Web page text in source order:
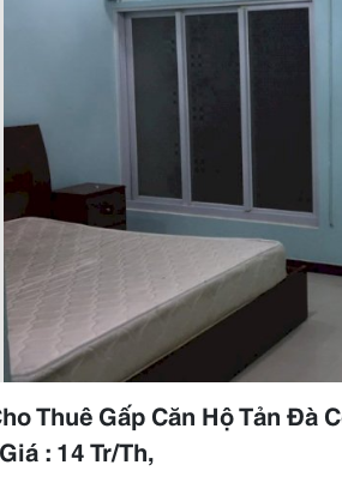
Thuê Gấp Căn Hộ Tản Đà
: 14 Tr/Th,